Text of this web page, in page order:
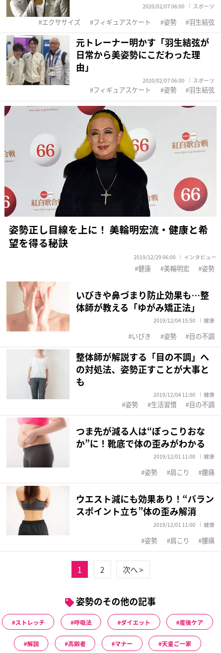
2020/02/07 06:00 スポーツ
エクササイズ フィギュアスケート 姿勢 羽生結弦
元トレーナー明かす「羽生結弦が
日常から美姿勢にこだわった理
由」
2020/02/07 06:00 スポーツ
フィギュアスケート 姿勢 羽生結弦
姿勢正し目線を上に！ 美輪明宏流・健康と希
望を得る秘訣
2019/12/29 06:00 インタビュー
健康 美輪明宏 姿勢
いびきや鼻づまり防止効果も…整
体師が教える「ゆがみ矯正法」
2019/12/04 15:50 健康
いびき 姿勢 目の不調
整体師が解説する「目の不調」へ
の対処法、姿勢正すことが大事と
も
2019/12/04 11:00 健康
姿勢 生活習慣 目の不調
つま先が減る人は“ぽっこりおな
か”に！靴底で体の歪みがわかる
2019/12/01 11:00 健康
姿勢 肩こり 腰痛
ウエスト減にも効果あり！“バラン
スポイント立ち”体の歪み解消
2019/12/01 11:00 健康
姿勢 肩こり 腰痛
1 2 次へ >
姿勢のその他の記事
ストレッチ 呼吸法 ダイエット 産後ケア
解説 高齢者 マナー 天皇ご一家